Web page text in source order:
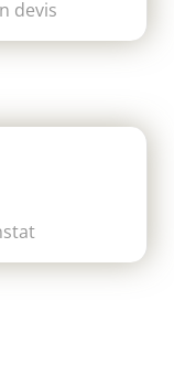
devis